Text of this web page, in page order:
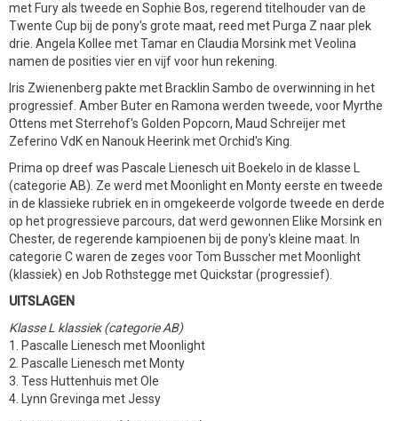
met Fury als tweede en Sophie Bos, regerend titelhouder van de
Twente Cup bij de pony's grote maat, reed met Purga Z naar plek
drie. Angela Kollee met Tamar en Claudia Morsink met Veolina
namen de posities vier en vijf voor hun rekening.
Iris Zwienenberg pakte met Bracklin Sambo de overwinning in het
progressief. Amber Buter en Ramona werden tweede, voor Myrthe
Ottens met Sterrehof's Golden Popcorn, Maud Schreijer met
Zeferino VdK en Nanouk Heerink met Orchid's King.
Prima op dreef was Pascale Lienesch uit Boekelo in de klasse L
(categorie AB). Ze werd met Moonlight en Monty eerste en tweede
in de klassieke rubriek en in omgekeerde volgorde tweede en derde
op het progressieve parcours, dat werd gewonnen Elike Morsink en
Chester, de regerende kampioenen bij de pony's kleine maat. In
categorie C waren de zeges voor Tom Busscher met Moonlight
(klassiek) en Job Rothstegge met Quickstar (progressief).
UITSLAGEN
Klasse L klassiek (categorie AB)
1. Pascalle Lienesch met Moonlight
2. Pascalle Lienesch met Monty
3. Tess Huttenhuis met Ole
4. Lynn Grevinga met Jessy